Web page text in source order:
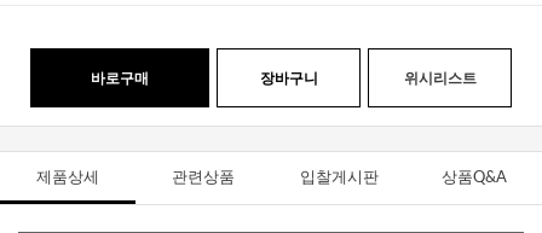
바로구매 장바구니 위시리스트
제품상세 관련상품 입찰게시판 상품Q&A